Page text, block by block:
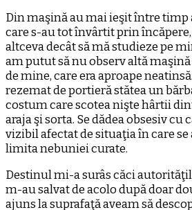
Din maşină au mai ieşit între timp
care s-au tot învârtit prin
altceva decât să mă studieze pe
am putut să nu observ altă
de mine, care era aproape
rezemat de portieră stătea un
costum care scotea nişte hârtii
araja şi sorta. Se dădea obsesiv cu
vizibil afectat de situaţia în care se
limita nebuniei curate.
Destinul mi-a surâs căci
m-au salvat de acolo după doar
ajuns la suprafaţă aveam să